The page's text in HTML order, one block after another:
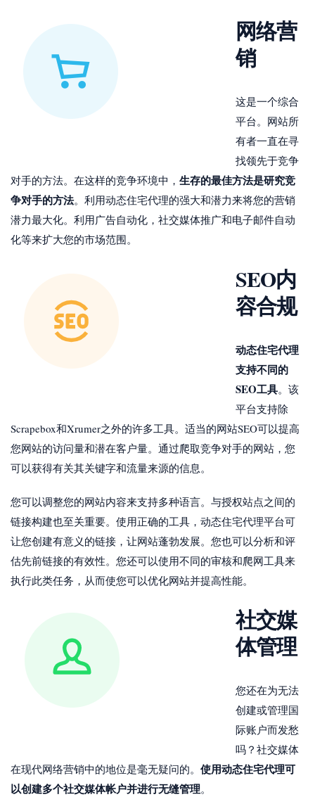
网络营
销
这是一个综合
平台。网站所
有者一直在寻
找领先于竞争
对手的方法。在这样的竞争环境中， 生存的最佳方法是研究竞
争对手的方法。利用动态住宅代理的强大和潜力来将您的营销
潜力最大化。利用广告自动化，社交媒体推广和电子邮件自动
化等来扩大您的市场范围。
SEO内
容合规
动态住宅代理
支持不同的
SEO工具。该
平台支持除
Scrapebox和Xrumer之外的许多工具。适当的网站SEO可以提高
您网站的访问量和潜在客户量。通过爬取竞争对手的网站，您
可以获得有关其关键字和流量来源的信息。
您可以调整您的网站内容来支持多种语言。与授权站点之间的
链接构建也至关重要。使用正确的工具，动态住宅代理平台可
让您创建有意义的链接，让网站蓬勃发展。您也可以分析和评
估先前链接的有效性。您还可以使用不同的审核和爬网工具来
执行此类任务，从而使您可以优化网站并提高性能。
社交媒
体管理
您还在为无法
创建或管理国
际账户而发愁
吗？社交媒体
在现代网络营销中的地位是毫无疑问的。 使用动态住宅代理可
以创建多个社交媒体帐户并进行无缝管理。